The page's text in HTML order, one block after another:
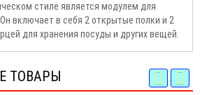
стиле является модулем для
включает в себя 2 открытые полки и 2
для хранения посуды и других вещей.
ТОВАРЫ